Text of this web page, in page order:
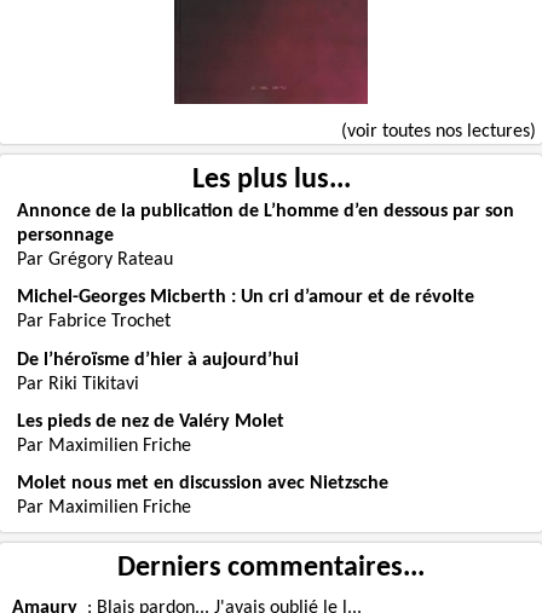
(voir toutes nos lectures)
Les plus lus...
Annonce de la publication de L’homme d’en dessous par son
personnage
Par Grégory Rateau
Michel-Georges Micberth : Un cri d’amour et de révolte
Par Fabrice Trochet
De l’héroïsme d’hier à aujourd’hui
Par Riki Tikitavi
Les pieds de nez de Valéry Molet
Par Maximilien Friche
Molet nous met en discussion avec Nietzsche
Par Maximilien Friche
Derniers commentaires...
Amaury : Blais pardon... J'avais oublié le l...